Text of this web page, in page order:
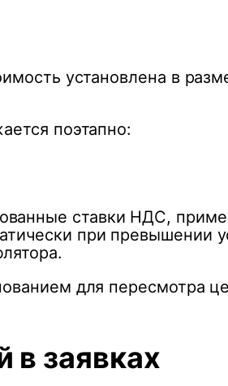
установлена в
поэтапно:
ставки НДС,
при превышении
для пересмотра
в заявках